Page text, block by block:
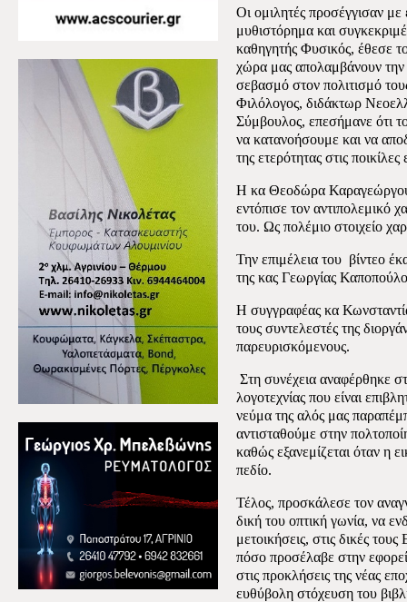
Οι ομιλητές προσέγγισαν με
μυθιστόρημα και
καθηγητής Φυσικός, έθεσε
χώρα μας απολαμβάνουν την
σεβασμό στον πολιτισμό
Φιλόλογος, διδάκτωρ
Σύμβουλος, επεσήμανε ότι
να κατανοήσουμε και να
της ετερότητας στις
Η κα Θεοδώρα Καραγεώργου
εντόπισε τον αντιπολεμικό
του. Ως πολέμιο στοιχείο
Την επιμέλεια του βίντεο
της κας Γεωργίας
Η συγγραφέας κα
τους συντελεστές της
παρευρισκόμενους.
Στη συνέχεια αναφέρθηκε
λογοτεχνίας που είναι
νεύμα της αλός μας
αντισταθούμε στην
καθώς εξανεμίζεται όταν η
πεδίο.
Τέλος, προσκάλεσε τον
δική του οπτική γωνία, να
μετοικήσεις, στις δικές
πόσο προσέλαβε στην
στις προκλήσεις της νέας
ευθύβολη στόχευση του